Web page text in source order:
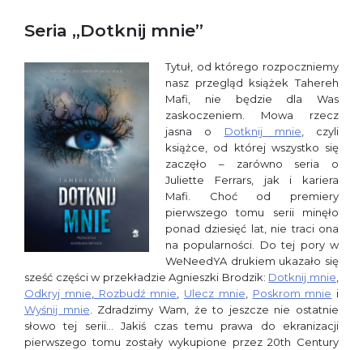
Seria ,,Dotknij mnie”
Tytuł, od którego rozpoczniemy
nasz przegląd książek Tahereh
Mafi, nie będzie dla Was
zaskoczeniem. Mowa rzecz
jasna o Dotknij mnie, czyli
książce, od której wszystko się
zaczęło –zarówno seria o
Juliette Ferrars, jak i kariera
Mafi. Choć od premiery
pierwszego tomu serii minęło
ponad dziesięć lat, nie traci ona
na popularności. Do tej pory w
WeNeedYA drukiem ukazało się
sześć części w przekładzie Agnieszki Brodzik: Dotknij mnie,
Odkryj mnie,Rozbudź mnie, Ulecz mnie, Poskrom mnie i
Wyśnij mnie. Zdradzimy Wam, że to jeszcze nie ostatnie
słowo tej serii… Jakiś czas temu prawa do ekranizacji
pierwszego tomu zostały wykupione przez 20th Century